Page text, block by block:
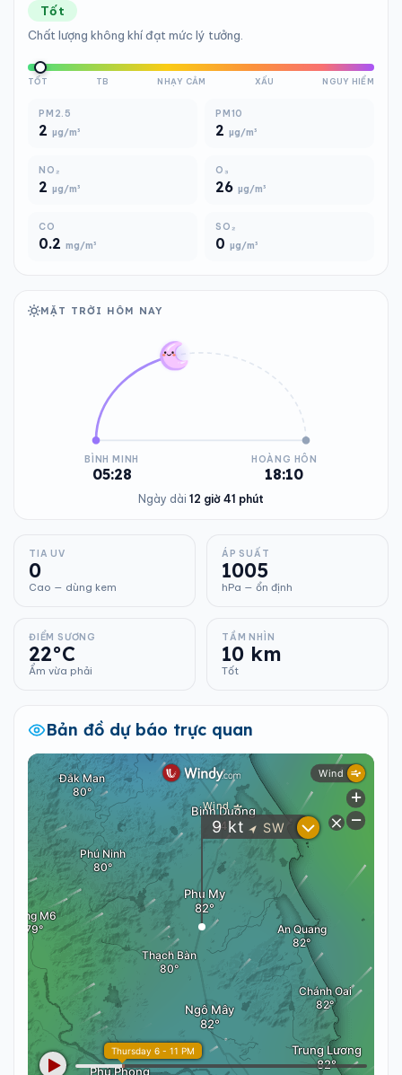
Tốt
Chất lượng không khí đạt mức lý tưởng.
TỐT TB NHẠY CẢM XẤU NGUY HIỂM
PM2.5
2 µg/m³
PM10
2 µg/m³
NO₂
2 µg/m³
O₃
26 µg/m³
CO
0.2 mg/m³
SO₂
0 µg/m³
MẶT TRỜI HÔM NAY
BÌNH MINH
05:28
HOÀNG HÔN
18:10
Ngày dài 12 giờ 41 phút
TIA UV
0
Cao — dùng kem
ÁP SUẤT
1005
hPa — ổn định
ĐIỂM SƯƠNG
22°C
Ẩm vừa phải
TẦM NHÌN
10 km
Tốt
Bản đồ dự báo trực quan